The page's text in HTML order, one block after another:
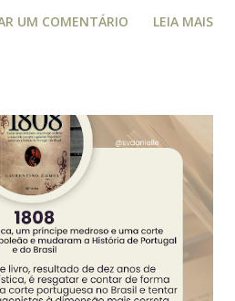
gerencial : respeito ao espaço
desnecessários. 2. Organize
espaço Facilita o controle da
práticas para todos. 3.
Evita mal-entendidos e
colegas. 4. Derramou algo? Limpe
um ambiente limpo e
5. Não deixe alimentos
UM COMENTÁRIO LEIA MAIS